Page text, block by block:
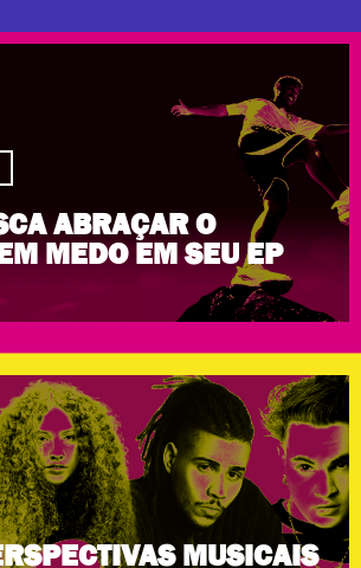
ABRAÇAR O
MEDO EM SEU EP
MUSICAIS